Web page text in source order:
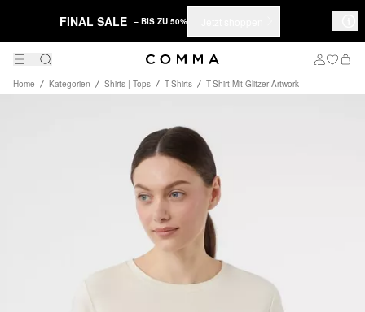
FINAL SALE – BIS ZU 50%
Home Kategorien Shirts | Tops T-Shirts T-Shirt Mit Glitzer-Artwork